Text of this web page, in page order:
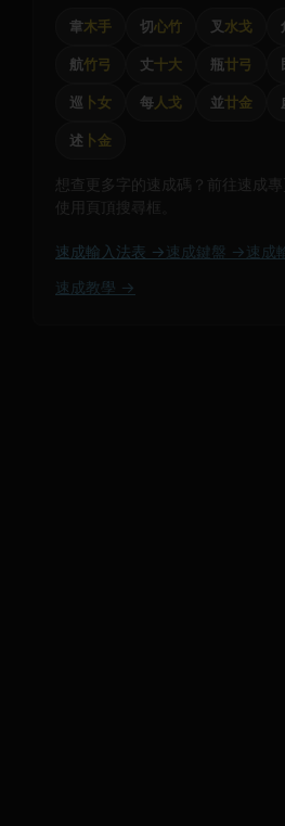
韋木手 切心竹 叉 水戈
航竹弓 丈十大 瓶廿弓
巡 卜女 每人戈 並廿金
述 卜金
想查更多字的速成碼？前往速成
使用頁頂搜尋框。
速成輸入法表 → 速成鍵盤 → 速成
速成教學 →